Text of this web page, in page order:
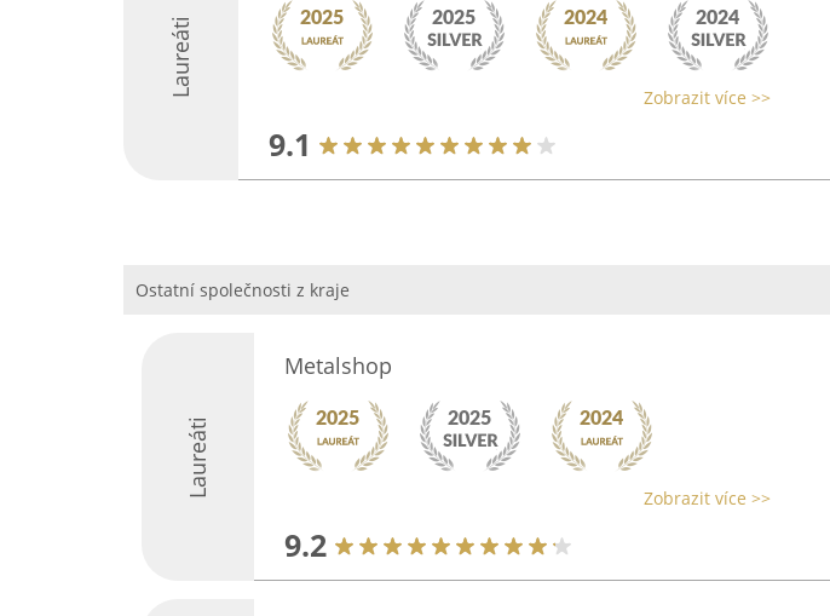
Laureáti Zobrazit více >>
9.1
Ostatní společnosti z kraje
Laureáti
Metalshop
Zobrazit více >>
9.2